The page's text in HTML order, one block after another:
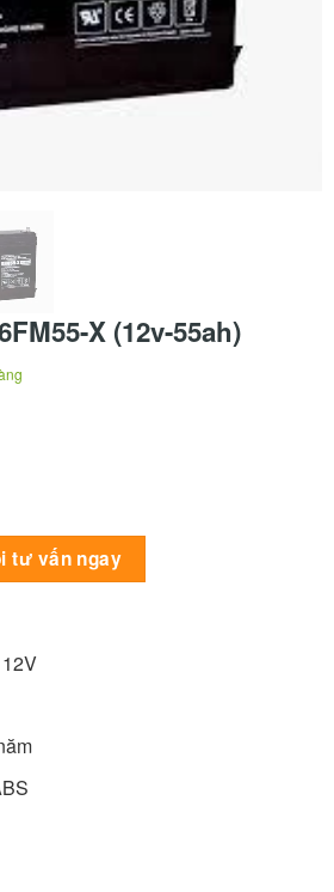
X (12v-55ah)
tư vấn ngay